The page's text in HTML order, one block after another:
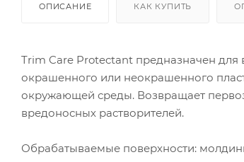
ОПИСАНИЕ КАК КУПИТЬ
Trim Care Protectant предназначен для
окрашенного или неокрашенного
окружающей среды. Возвращает
вредоносных растворителей.
Обрабатываемые поверхности: